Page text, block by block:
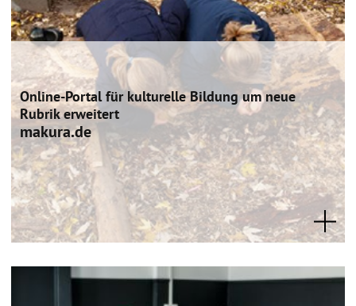
Online-Portal für kulturelle Bildung um neue
Rubrik erweitert
makura.de